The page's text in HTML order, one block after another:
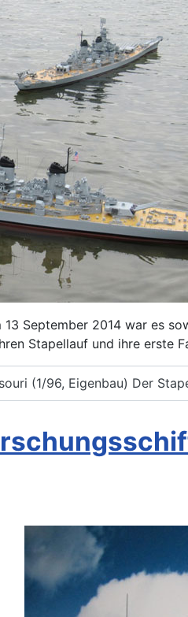
September 2014 war es
Stapellauf und ihre erste
(1/96, Eigenbau) Der